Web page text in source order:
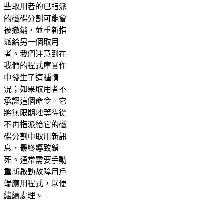
些取用者的已指派
的磁碟分割可能會
被撤銷，並重新指
派給另一個取用
者。我們注意到在
我們的程式庫實作
中發生了這種情
況；如果取用者不
承認這個命令，它
將無限期地等待從
不再指派給它的磁
碟分割中取用新訊
息，最終導致鎖
死。通常需要手動
重新啟動故障用戶
端應用程式，以便
繼續處理。